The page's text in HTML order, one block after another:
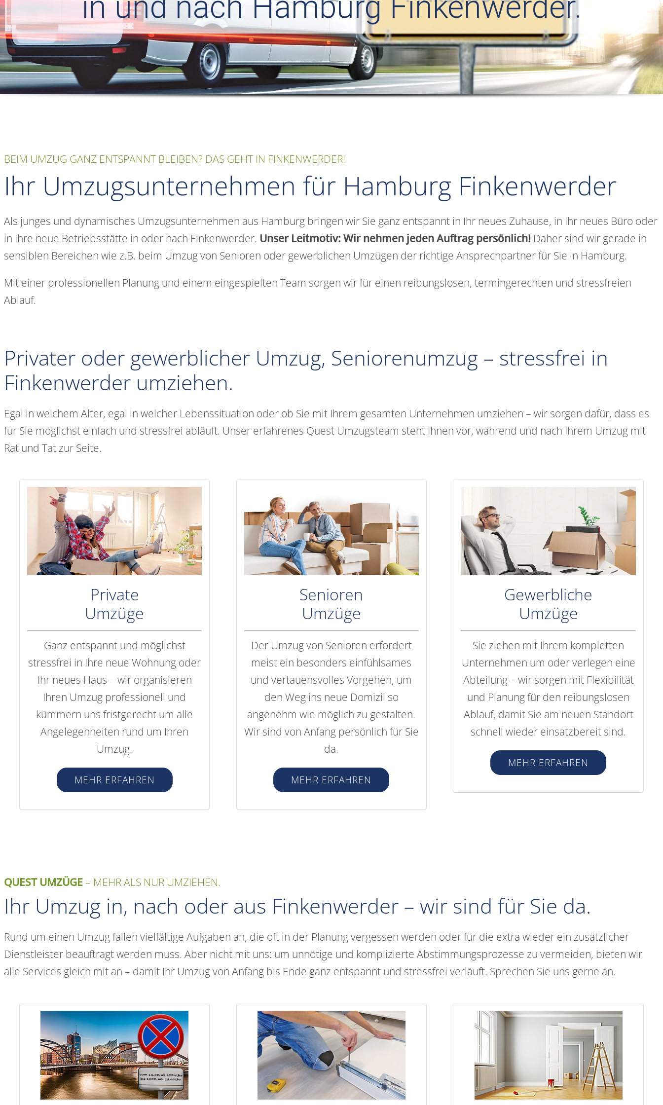
BEIM UMZUG GANZ ENTSPANNT BLEIBEN? DAS GEHT IN FINKENWERDER!
Ihr Umzugsunternehmen für Hamburg Finkenwerder
Als junges und dynamisches Umzugsunternehmen aus Hamburg bringen wir Sie ganz entspannt in Ihr neues Zuhause, in Ihr neues Büro oder
in Ihre neue Betriebsstätte in oder nach Finkenwerder. Unser Leitmotiv: Wir nehmen jeden Auftrag persönlich! Daher sind wir gerade in
sensiblen Bereichen wie z.B. beim Umzug von Senioren oder gewerblichen Umzügen der richtige Ansprechpartner für Sie in Hamburg.
Mit einer professionellen Planung und einem eingespielten Team sorgen wir für einen reibungslosen, termingerechten und stressfreien
Ablauf.
Privater oder gewerblicher Umzug, Seniorenumzug – stressfrei in
Finkenwerder umziehen.
Egal in welchem Alter, egal in welcher Lebenssituation oder ob Sie mit Ihrem gesamten Unternehmen umziehen – wir sorgen dafür, dass es
für Sie möglichst einfach und stressfrei abläuft. Unser erfahrenes Quest Umzugsteam steht Ihnen vor, während und nach Ihrem Umzug mit
Rat und Tat zur Seite.
Private
Umzüge
Ganz entspannt und möglichst
stressfrei in Ihre neue Wohnung oder
Ihr neues Haus – wir organisieren
Ihren Umzug professionell und
kümmern uns fristgerecht um alle
Angelegenheiten rund um Ihren
Umzug.
MEHR ERFAHREN
Senioren
Umzüge
Der Umzug von Senioren erfordert
meist ein besonders einfühlsames
und vertauensvolles Vorgehen, um
den Weg ins neue Domizil so
angenehm wie möglich zu gestalten.
Wir sind von Anfang persönlich für Sie
da.
MEHR ERFAHREN
Gewerbliche
Umzüge
Sie ziehen mit Ihrem kompletten
Unternehmen um oder verlegen eine
Abteilung – wir sorgen mit Flexibilität
und Planung für den reibungslosen
Ablauf, damit Sie am neuen Standort
schnell wieder einsatzbereit sind.
MEHR ERFAHREN
QUEST UMZÜGE– MEHR ALS NUR UMZIEHEN.
Ihr Umzug in, nach oder aus Finkenwerder – wir sind für Sie da.
Rund um einen Umzug fallen vielfältige Aufgaben an, die oft in der Planung vergessen werden oder für die extra wieder ein zusätzlicher
Dienstleister beauftragt werden muss. Aber nicht mit uns: um unnötige und komplizierte Abstimmungsprozesse zu vermeiden, bieten wir
alle Services gleich mit an – damit Ihr Umzug von Anfang bis Ende ganz entspannt und stressfrei verläuft. Sprechen Sie uns gerne an.